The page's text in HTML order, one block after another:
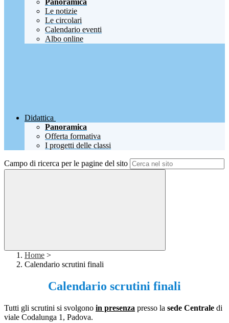
Panoramica
Le notizie
Le circolari
Calendario eventi
Albo online
Didattica
Panoramica
Offerta formativa
I progetti delle classi
Campo di ricerca per le pagine del sito
Home >
Calendario scrutini finali
Calendario scrutini finali
Tutti gli scrutini si svolgono in presenza presso la sede Centrale di
viale Codalunga 1, Padova.